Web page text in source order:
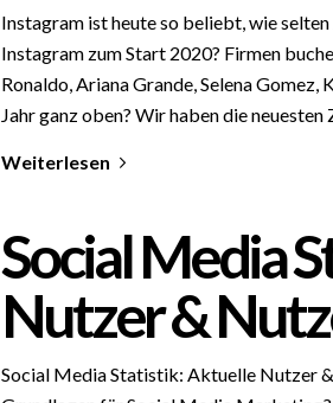
Instagram ist heute so beliebt, wie
Instagram zum Start 2020? Firmen
Ronaldo, Ariana Grande, Selena Gomez,
Jahr ganz oben? Wir haben die
Weiterlesen
Social Media
Nutzer &
Social Media Statistik: Aktuelle Nutzer